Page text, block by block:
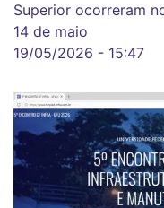
Superior ocorreram
14 de maio
19/05/2026 - 15:47